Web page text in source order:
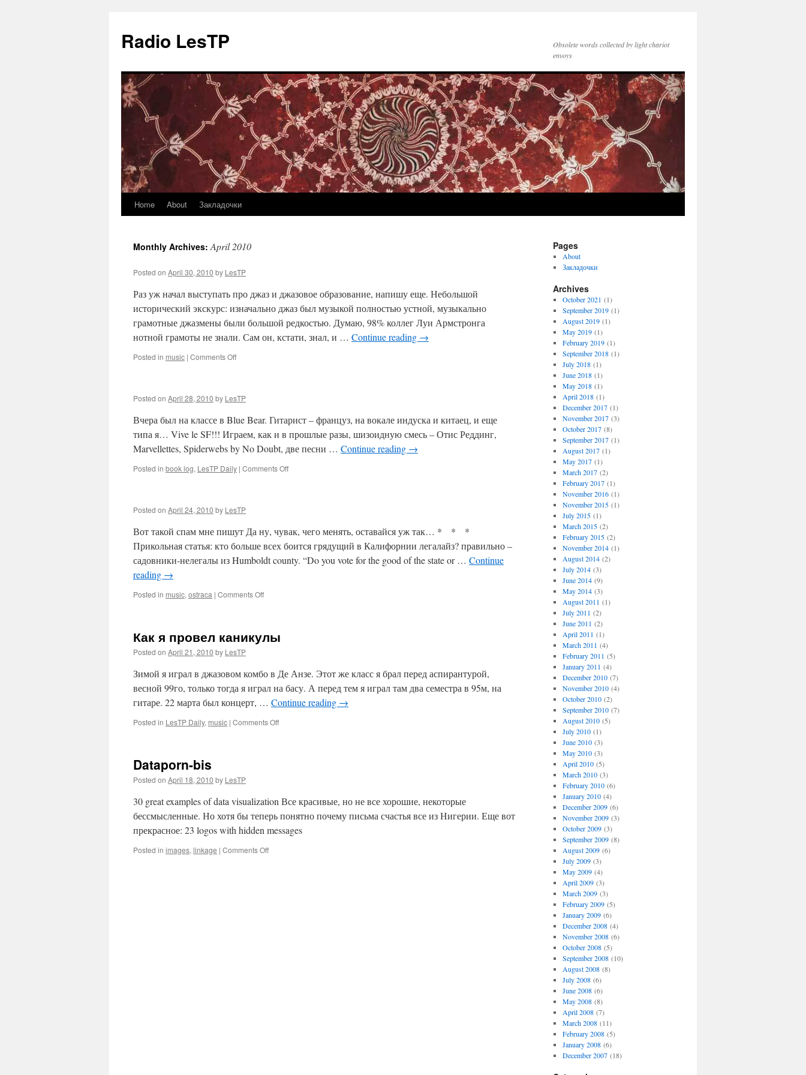
Radio LesTP
Obsolete words collected by light chariot
envoys
Skip
content
Home About Закладочки
Monthly Archives:April 2010
Posted on April 30, 2010 by LesTP
Раз уж начал выступать про джаз и джазовое образование, напишу еще. Небольшой
исторический экскурс: изначально джаз был музыкой полностью устной, музыкально
грамотные джазмены были большой редкостью. Думаю, 98% коллег Луи Армстронга
нотной грамоты не знали. Сам он, кстати, знал, и … Continue reading →
Posted in music | Comments Offon
Posted on April 28, 2010 by LesTP
Вчера был на классе в Blue Bear. Гитарист – француз, на вокале индуска и китаец, и еще
типа я… Vive le SF!!! Играем, как и в прошлые разы, шизоидную смесь – Отис Реддинг,
Marvellettes, Spiderwebs by No Doubt, две песни … Continue reading →
Posted in book log, LesTP Daily | Comments Offon
Posted on April 24, 2010 by LesTP
Вот такой спам мне пишут Да ну, чувак, чего менять, оставайся уж так… * * *
Прикольная статья: кто больше всех боится грядущий в Калифорнии легалайз? правильно –
садовники-нелегалы из Humboldt county. “Do you vote for the good of the state or … Continue
reading →
Posted in music, ostraca | Comments Offon
Как я провел каникулы
Posted on April 21, 2010 by LesTP
Зимой я играл в джазовом комбо в Де Анзе. Этот же класс я брал перед аспирантурой,
весной 99го, только тогда я играл на басу. А перед тем я играл там два семестра в 95м, на
гитаре. 22 марта был концерт, … Continue reading →
Posted in LesTP Daily, music | Comments Offon
Dataporn-bis
Posted on April 18, 2010 by LesTP
30 great examples of data visualization Все красивые, но не все хорошие, некоторые
бессмысленные. Но хотя бы теперь понятно почему письма счастья все из Нигерии. Еще вот
прекрасное: 23 logos with hidden messages
Posted in images, linkage | Comments Offon
Pages
About
Закладочки
Archives
October 2021 (1)
September 2019(1)
August 2019(1)
May 2019(1)
February 2019(1)
September 2018(1)
July 2018(1)
June 2018(1)
May 2018(1)
April 2018(1)
December 2017(1)
November 2017(3)
October 2017(8)
September 2017(1)
August 2017(1)
May 2017(1)
March 2017(2)
February 2017(1)
November 2016(1)
November 2015(1)
July 2015(1)
March 2015(2)
February 2015(2)
November 2014(1)
August 2014(2)
July 2014(3)
June 2014(9)
May 2014(3)
August 2011 (1)
July 2011 (2)
June 2011 (2)
April 2011 (1)
March 2011 (4)
February 2011 (5)
January 2011 (4)
December 2010(7)
November 2010(4)
October 2010(2)
September 2010(7)
August 2010(5)
July 2010(1)
June 2010(3)
May 2010(3)
April 2010(5)
March 2010(3)
February 2010(6)
January 2010(4)
December 2009(6)
November 2009(3)
October 2009(3)
September 2009(8)
August 2009(6)
July 2009(3)
May 2009(4)
April 2009(3)
March 2009(3)
February 2009(5)
January 2009(6)
December 2008(4)
November 2008(6)
October 2008(5)
September 2008(10)
August 2008(8)
July 2008(6)
June 2008(6)
May 2008(8)
April 2008(7)
March 2008(11)
February 2008(5)
January 2008(6)
December 2007(18)